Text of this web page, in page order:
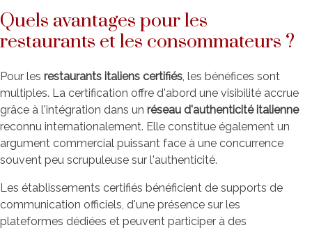
Quels avantages pour les
restaurants et les consommateurs ?
Pour les restaurants italiens certifiés , les bénéfices sont
multiples. La certification offre d'abord une visibilité accrue
grâce à l'intégration dans un réseau d'authenticité italienne
reconnu internationalement. Elle constitue également un
argument commercial puissant face à une concurrence
souvent peu scrupuleuse sur l'authenticité.
Les établissements certifiés bénéficient de supports de
communication officiels, d'une présence sur les
plateformes dédiées et peuvent participer à des